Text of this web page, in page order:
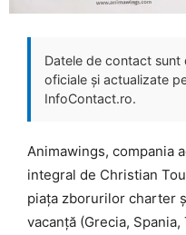
Datele de contact sunt
oficiale și actualizate
InfoContact.ro.
Animawings, compania
integral de Christian
piața zborurilor charter
vacanță (Grecia,